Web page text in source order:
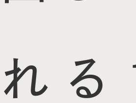
れる